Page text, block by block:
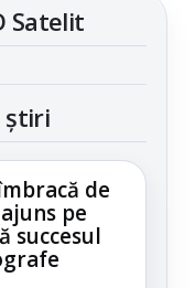
Satelit
știri
de
pe
succesul